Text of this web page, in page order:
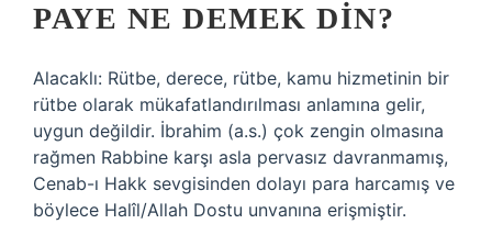
PAYE NE DEMEK DIN?
Alacaklı: Rütbe, derece, rütbe, kamu hizmetinin bir
rütbe olarak mükafatlandırılması anlamına gelir,
uygun değildir. İbrahim (a.s.) çok zengin olmasına
rağmen Rabbine karşı asla pervasız davranmamış,
Cenab-ı Hakk sevgisinden dolayı para harcamış ve
böylece Halîl/Allah Dostu unvanına erişmiştir.